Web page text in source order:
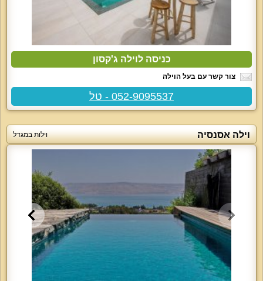
כניסה לוילה ג'קסון
צור קשר עם בעל הוילה
052-9095537 - טל
וילה אסנסיה וילות במגדל